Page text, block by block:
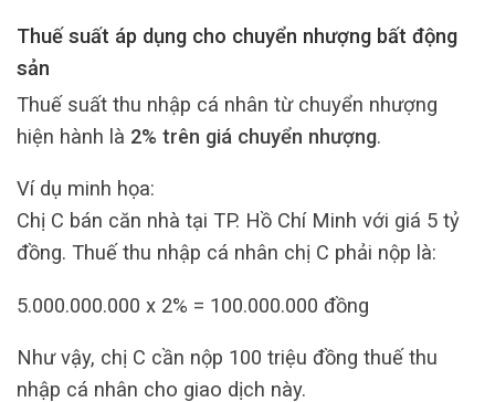
Thuế suất áp dụng cho chuyển nhượng bất động
sản
Thuế suất thu nhập cá nhân từ chuyển nhượng
hiện hành là 2% trên giá chuyển nhượng.
Ví dụ minh họa:
Chị C bán căn nhà tại TP. Hồ Chí Minh với giá 5 tỷ
đồng. Thuế thu nhập cá nhân chị C phải nộp là:
5.000.000.000 x 2% = 100.000.000 đồng
Như vậy, chị C cần nộp 100 triệu đồng thuế thu
nhập cá nhân cho giao dịch này.